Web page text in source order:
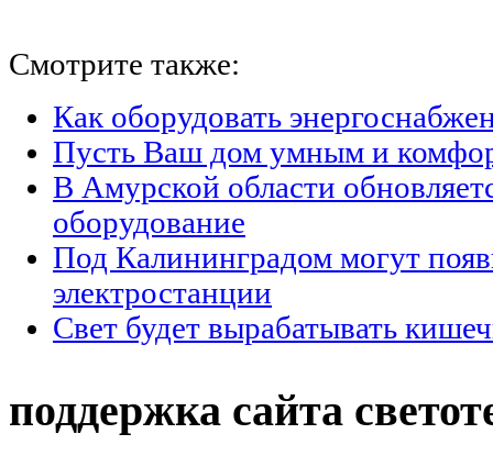
Смотрите также:
Как оборудовать
Пусть Ваш дом умным и
В Амурской области
оборудование
Под Калининградом могут
электростанции
Свет будет вырабатывать
поддержка сайта